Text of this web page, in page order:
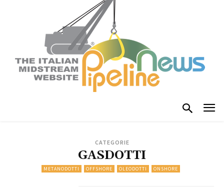
CATEGORIE
GASDOTTI
METANODOTTI OFFSHORE OLEODOTTI ONSHORE